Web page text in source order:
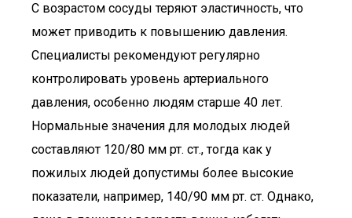
С возрастом сосуды теряют эластичность, что
может приводить к повышению давления.
Специалисты рекомендуют регулярно
контролировать уровень артериального
давления, особенно людям старше 40 лет.
Нормальные значения для молодых людей
составляют 120/80 мм рт. ст., тогда как у
пожилых людей допустимы более высокие
показатели, например, 140/90 мм рт. ст. Однако,